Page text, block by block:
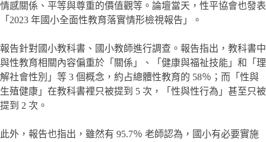
情感關係、平等與尊重的價值觀等。論壇當天，性平協會也發表
「2023 年國小全面性教育落實情形檢視報告」。
報告針對國小教科書、國小教師進行調查。報告指出，教科書中
與性教育相關內容偏重於「關係」、「健康與福祉技能」和「理
解社會性別」等 3 個概念，約占總體性教育的 58％；而「性與
生殖健康」在教科書裡只被提到 5 次，「性與性行為」甚至只被
提到 2 次。
此外，報告也指出，雖然有 95.7％ 老師認為，國小有必要實施